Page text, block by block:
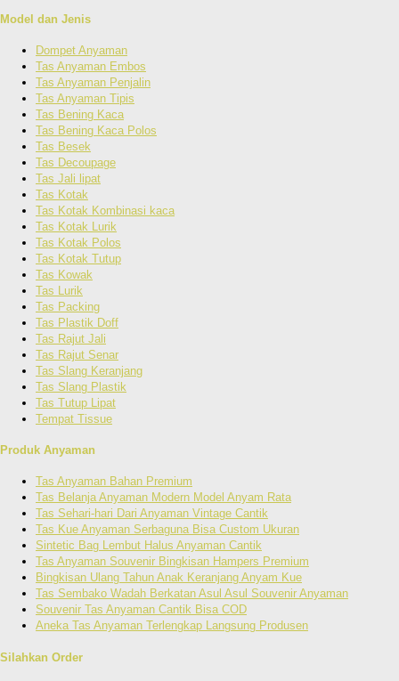
Model dan Jenis
Dompet Anyaman
Tas Anyaman Embos
Tas Anyaman Penjalin
Tas Anyaman Tipis
Tas Bening Kaca
Tas Bening Kaca Polos
Tas Besek
Tas Decoupage
Tas Jali lipat
Tas Kotak
Tas Kotak Kombinasi kaca
Tas Kotak Lurik
Tas Kotak Polos
Tas Kotak Tutup
Tas Kowak
Tas Lurik
Tas Packing
Tas Plastik Doff
Tas Rajut Jali
Tas Rajut Senar
Tas Slang Keranjang
Tas Slang Plastik
Tas Tutup Lipat
Tempat Tissue
Produk Anyaman
Tas Anyaman Bahan Premium
Tas Belanja Anyaman Modern Model Anyam Rata
Tas Sehari-hari Dari Anyaman Vintage Cantik
Tas Kue Anyaman Serbaguna Bisa Custom Ukuran
Sintetic Bag Lembut Halus Anyaman Cantik
Tas Anyaman Souvenir Bingkisan Hampers Premium
Bingkisan Ulang Tahun Anak Keranjang Anyam Kue
Tas Sembako Wadah Berkatan Asul Asul Souvenir Anyaman
Souvenir Tas Anyaman Cantik Bisa COD
Aneka Tas Anyaman Terlengkap Langsung Produsen
Silahkan Order